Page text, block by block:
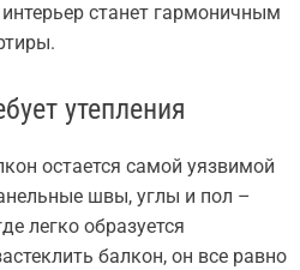
станет гармоничным
утепления
остается самой уязвимой
швы, углы и пол –
легко образуется
балкон, он все равно